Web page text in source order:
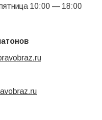
10:00 — 18:00